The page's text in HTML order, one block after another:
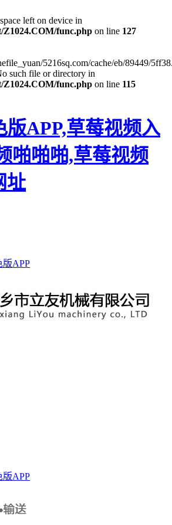
left on device in
func.php on line 127
5216sq.com/cache/eb/89449/
such file or directory in
func.php on line 115
版APP,草莓视频入
啪啪啪,草莓视频
址
版APP
版APP